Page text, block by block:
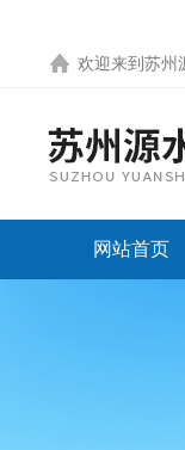
欢迎来到 苏州
网站首页